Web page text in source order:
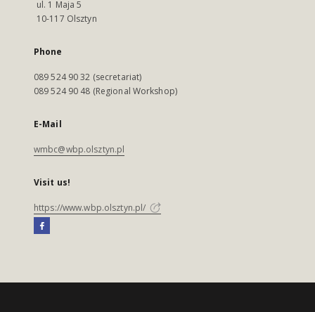
ul. 1 Maja 5
10-117 Olsztyn
Phone
089 524 90 32 (secretariat)
089 524 90 48 (Regional Workshop)
E-Mail
wmbc@wbp.olsztyn.pl
Visit us!
https://www.wbp.olsztyn.pl/